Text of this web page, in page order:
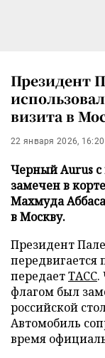
Президент
визита в
22 января 2026, 16:20
Черный Aurus
замечен в
Махмуда
в Москву.
Президент
передвигается
передаетТАСС.
флагом был
российской
Автомобиль
время